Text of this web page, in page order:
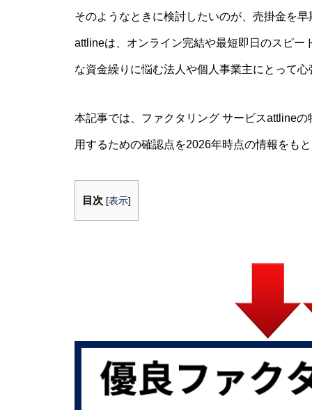
そのようなときに検討したいのが、売掛金を
attlineは、オンライン完結や最短即日のスピ
な資金繰りに悩む法人や個人事業主にとって
本記事では、ファクタリング サービスattline
用するための確認点を2026年時点の情報をも
目次 [表示]